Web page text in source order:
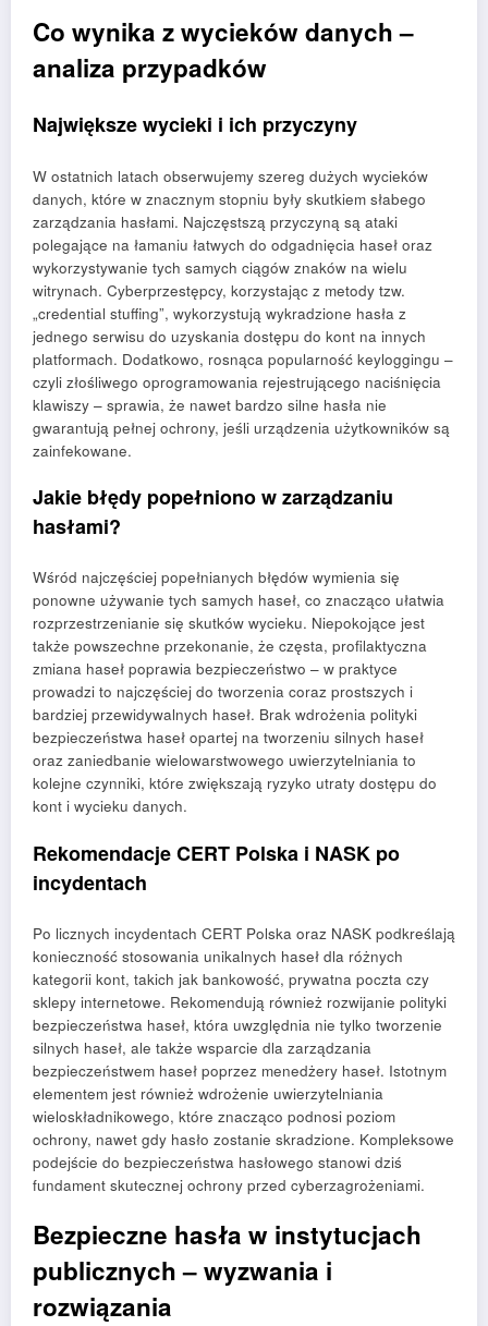
Co wynika z wycieków danych –
analiza przypadków
Największe wycieki i ich przyczyny
W ostatnich latach obserwujemy szereg dużych wycieków
danych, które w znacznym stopniu były skutkiem słabego
zarządzania hasłami. Najczęstszą przyczyną są ataki
polegające na łamaniu łatwych do odgadnięcia haseł oraz
wykorzystywanie tych samych ciągów znaków na wielu
witrynach. Cyberprzestępcy, korzystając z metody tzw.
„credential stuffing”, wykorzystują wykradzione hasła z
jednego serwisu do uzyskania dostępu do kont na innych
platformach. Dodatkowo, rosnąca popularność keyloggingu –
czyli złośliwego oprogramowania rejestrującego naciśnięcia
klawiszy – sprawia, że nawet bardzo silne hasła nie
gwarantują pełnej ochrony, jeśli urządzenia użytkowników są
zainfekowane.
Jakie błędy popełniono w zarządzaniu
hasłami?
Wśród najczęściej popełnianych błędów wymienia się
ponowne używanie tych samych haseł, co znacząco ułatwia
rozprzestrzenianie się skutków wycieku. Niepokojące jest
także powszechne przekonanie, że częsta, profilaktyczna
zmiana haseł poprawia bezpieczeństwo – w praktyce
prowadzi to najczęściej do tworzenia coraz prostszych i
bardziej przewidywalnych haseł. Brak wdrożenia polityki
bezpieczeństwa haseł opartej na tworzeniu silnych haseł
oraz zaniedbanie wielowarstwowego uwierzytelniania to
kolejne czynniki, które zwiększają ryzyko utraty dostępu do
kont i wycieku danych.
Rekomendacje CERT Polska i NASK po
incydentach
Po licznych incydentach CERT Polska oraz NASK podkreślają
konieczność stosowania unikalnych haseł dla różnych
kategorii kont, takich jak bankowość, prywatna poczta czy
sklepy internetowe. Rekomendują również rozwijanie polityki
bezpieczeństwa haseł, która uwzględnia nie tylko tworzenie
silnych haseł, ale także wsparcie dla zarządzania
bezpieczeństwem haseł poprzez menedżery haseł. Istotnym
elementem jest również wdrożenie uwierzytelniania
wieloskładnikowego, które znacząco podnosi poziom
ochrony, nawet gdy hasło zostanie skradzione. Kompleksowe
podejście do bezpieczeństwa hasłowego stanowi dziś
fundament skutecznej ochrony przed cyberzagrożeniami.
Bezpieczne hasła w instytucjach
publicznych – wyzwania i
rozwiązania